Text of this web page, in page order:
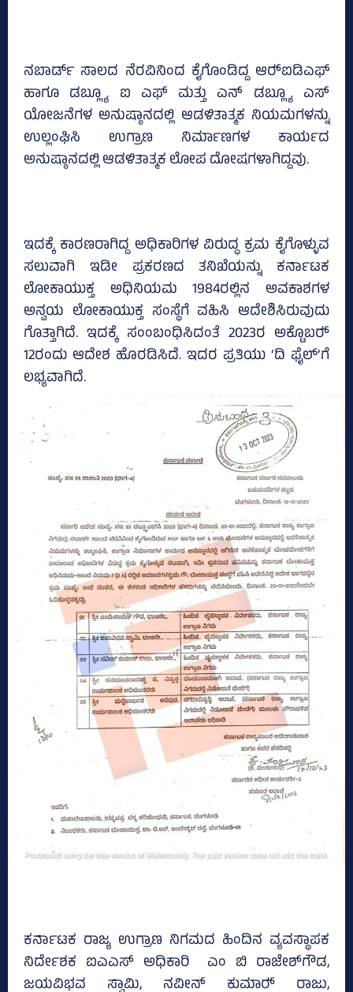
ನಬಾರ್ಡ್‌ ಸಾಲದ ನೆರವಿನಿಂದ ಕೈಗೊಂಡಿದ್ದ ಆರ್‍‌ಐಡಿಎಫ್‌
ಹಾಗೂ ಡಬ್ಲ್ಯೂ ಐ ಎಫ್‌ ಮತ್ತು ಎನ್‌ ಡಬ್ಲ್ಯೂ ಎಸ್‌
ಯೋಜನೆಗಳ ಅನುಷ್ಠಾನದಲ್ಲಿ ಆಡಳಿತಾತ್ಮಕ ನಿಯಮಗಳನ್ನು
ಉಲ್ಲಂಘಿಸಿ ಉಗ್ರಾಣ ನಿರ್ಮಾಣಗಳ ಕಾರ್ಯದ
ಅನುಷ್ಠಾನದಲ್ಲಿ ಆಡಳಿತಾತ್ಮಕ ಲೋಪ ದೋಷಗಳಾಗಿದ್ದವು.
ಇದಕ್ಕೆ ಕಾರಣರಾಗಿದ್ದ ಅಧಿಕಾರಿಗಳ ವಿರುದ್ಧ ಕ್ರಮ ಕೈಗೊಳ್ಳುವ
ಸಲುವಾಗಿ ಇಡೀ ಪ್ರಕರಣದ ತನಿಖೆಯನ್ನು ಕರ್ನಾಟಕ
ಲೋಕಾಯುಕ್ತ ಅಧಿನಿಯಮ 1984ರಲ್ಲಿನ ಅವಕಾಶಗಳ
ಅನ್ವಯ ಲೋಕಾಯುಕ್ತ ಸಂಸ್ಥೆಗೆ ವಹಿಸಿ ಆದೇಶಿಸಿರುವುದು
ಗೊತ್ತಾಗಿದೆ. ಇದಕ್ಕೆ ಸಂಂಬಂಧಿಸಿದಂತೆ 2023ರ ಅಕ್ಟೊಬರ್‍‌
12ರಂದು ಆದೇಶ ಹೊರಡಿಸಿದೆ. ಇದರ ಪ್ರತಿಯು ‘ದಿ ಫೈಲ್‌’ಗೆ
ಲಭ್ಯವಾಗಿದೆ.
ಕರ್ನಾಟಕ ರಾಜ್ಯ ಉಗ್ರಾಣ ನಿಗಮದ ಹಿಂದಿನ ವ್ಯವಸ್ಥಾಪಕ
ನಿರ್ದೇಶಕ ಐಎಎಸ್‌ ಅಧಿಕಾರಿ ಎಂ ಬಿ ರಾಜೇಶ್‌ಗೌಡ,
ಜಯವಿಭವ ಸ್ವಾಮಿ, ನವೀನ್‌ ಕುಮಾರ್‍‌ ರಾಜು,